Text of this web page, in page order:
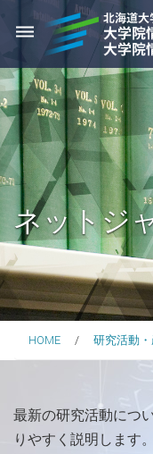
dehaze
ネットジ
HOME 研究活動
最新の研究活動につ
りやすく説明します